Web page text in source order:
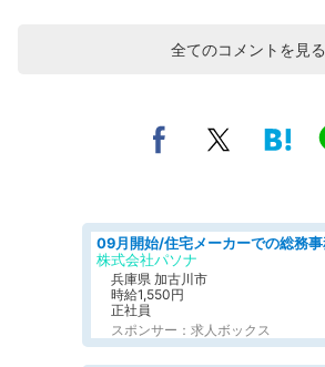
全てのコメントを見る
株式会社パソナ
兵庫県 加古川市
時給1,550円
正社員
スポンサー：求人ボックス